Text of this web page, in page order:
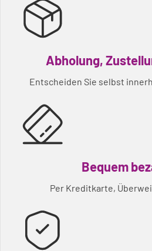
Abholung,
Entscheiden Sie selbst
Bequem
Per Kreditkarte,